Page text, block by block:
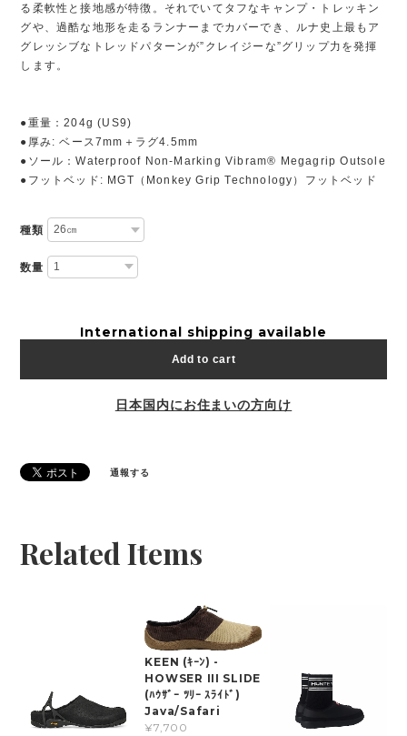
る柔軟性と接地感が特徴。それでいてタフなキャンプ・トレッキン
グや、過酷な地形を走るランナーまでカバーでき、ルナ史上最もア
グレッシブなトレッドパターンが”クレイジーな”グリップ力を発揮
します。
●重量：204g (US9)
●厚み: ベース7mm＋ラグ4.5mm
●ソール：Waterproof Non-Marking Vibram® Megagrip Outsole
●フットベッド: MGT（Monkey Grip Technology）フットベッド
種類
数量
International shipping available
Add to cart
日本国内にお住まいの方向け
通報する
Related Items
KEEN (ｷｰﾝ) -
HOWSER III SLIDE
(ﾊｳｻﾞｰ ﾂﾘｰ ｽﾗｲﾄﾞ)
Java/Safari
¥7,700